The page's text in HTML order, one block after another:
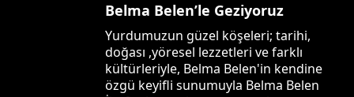
Belma Belen’le Geziyoruz
Yurdumuzun güzel köşeleri; tarihi,
doğası ,yöresel lezzetleri ve farklı
kültürleriyle, Belma Belen'in kendine
özgü keyifli sunumuyla Belma Belen